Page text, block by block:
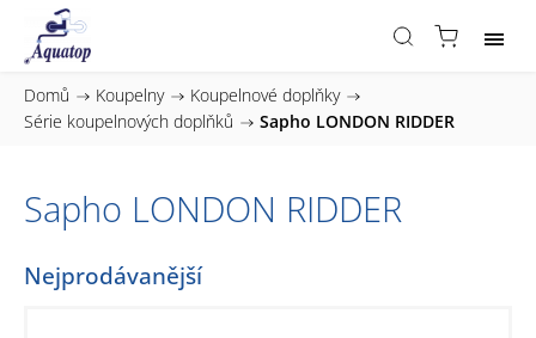
Domů / Koupelny / Koupelnové doplňky /
Série koupelnových doplňků / Sapho LONDON RIDDER
Sapho LONDON RIDDER
Nejprodávanější